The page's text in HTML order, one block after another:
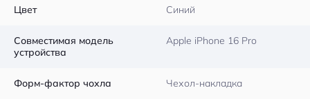
Цвет Синий
Совместимая модель
устройства
Apple iPhone 16 Pro
Форм-фактор чохла Чехол-накладка